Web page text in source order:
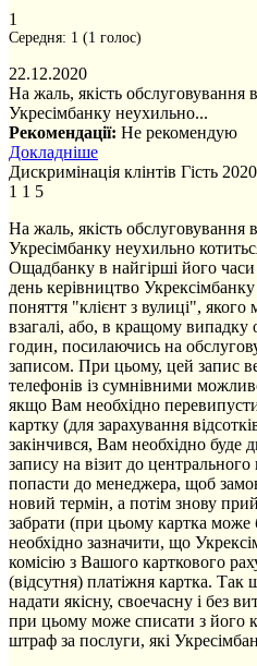
1
Середня: 1 (1 голос)
22.12.2020
На жаль, якість обслуговування
Укресімбанку неухильно...
Рекомендації: Не рекомендую
Докладніше
Дискримінація клінтів Гість
1 1 5
На жаль, якість обслуговування
Укресімбанку неухильно
Ощадбанку в найгірші його
день керівництво Укрексімбанку
поняття "клієнт з вулиці",
взагалі, або, в кращому випадку
годин, посилаючись на
записом. При цьому, цей запис
телефонів із сумнівними
якщо Вам необхідно
картку (для зарахування
закінчився, Вам необхідно буде
запису на візит до центрального
попасти до менеджера, щоб
новий термін, а потім знову
забрати (при цьому картка
необхідно зазначити, що
комісію з Вашого карткового
(відсутня) платіжня картка.
надати якісну, своечасну і без
при цьому може списати з його
штраф за послуги, які